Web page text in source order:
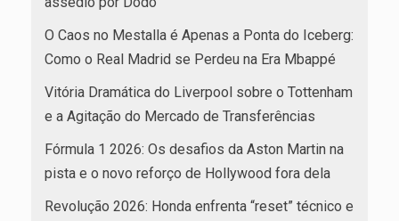
O Caos no Mestalla é Apenas a Ponta do Iceberg:
Como o Real Madrid se Perdeu na Era Mbappé
Vitória Dramática do Liverpool sobre o Tottenham
e a Agitação do Mercado de Transferências
Fórmula 1 2026: Os desafios da Aston Martin na
pista e o novo reforço de Hollywood fora dela
Revolução 2026: Honda enfrenta “reset” técnico e